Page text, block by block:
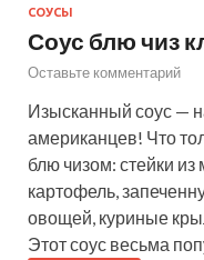
СОУСЫ
Соус блю чиз
Оставьте комментарий
Изысканный соус —
американцев! Что
блю чизом: стейки
картофель,
овощей, куриные
Этот соус весьма